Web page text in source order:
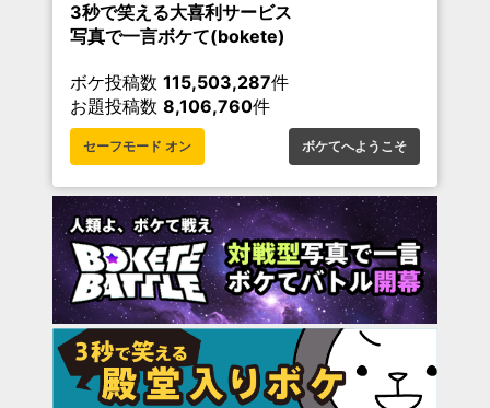
3秒で笑える大喜利サービス
写真で一言ボケて(bokete)
ボケ投稿数 115,503,287件
お題投稿数 8,106,760件
セーフモード オン ボケてへようこそ